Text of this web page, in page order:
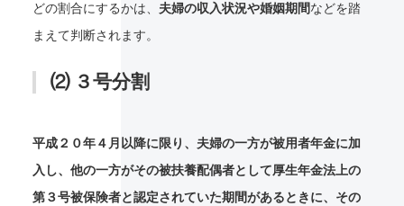
どの割合にするかは、 夫婦の収入状況や婚姻期間などを踏
まえて判断されます。
⑵ ３号分割
平成２０年４月以降に限り、夫婦の一方が被用者年金に加
入し、他の一方がその被扶養配偶者として厚生年金法上の
第３号被保険者と認定されていた期間があるときに、その